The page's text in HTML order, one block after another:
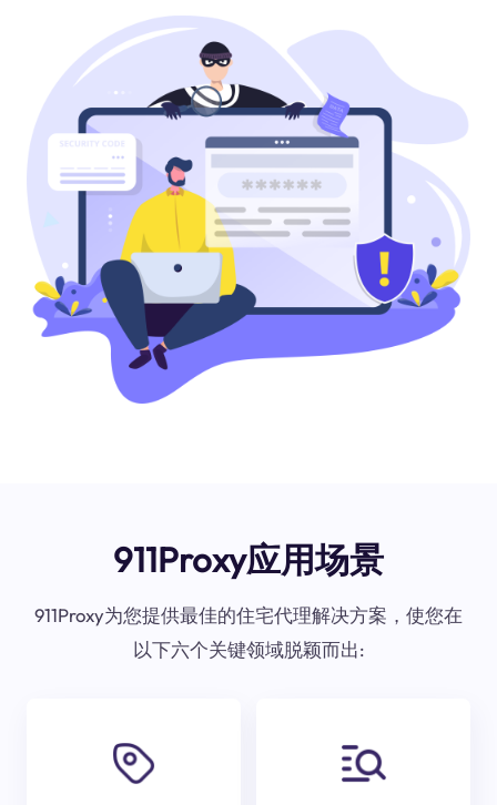
911Proxy应用场景
911Proxy为您提供最佳的住宅代理解决方案，使您在
以下六个关键领域脱颖而出: